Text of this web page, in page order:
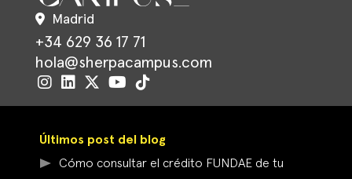
Madrid
+34 629 36 17 71
hola@sherpacampus.com
Últimos post del blog
Cómo consultar el crédito FUNDAE de tu